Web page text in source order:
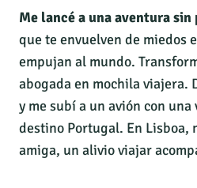
Me lancé a una aventura sin
que te envuelven de miedos
empujan al mundo.
abogada en mochila viajera.
y me subí a un avión con
destino Portugal. En Lisboa,
amiga, un alivio viajar